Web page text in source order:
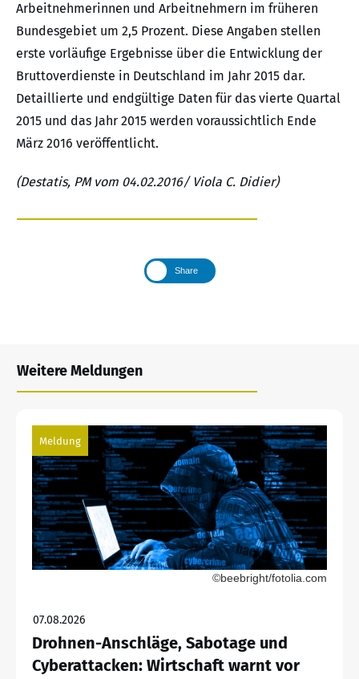
Arbeitnehmerinnen und Arbeitnehmern im früheren
Bundesgebiet um 2,5 Prozent. Diese Angaben stellen
erste vorläufige Ergebnisse über die Entwicklung der
Bruttoverdienste in Deutschland im Jahr 2015 dar.
Detaillierte und endgültige Daten für das vierte Quartal
2015 und das Jahr 2015 werden voraussichtlich Ende
März 2016 veröffentlicht.
(Destatis, PM vom 04.02.2016/ Viola C. Didier)
Share
Weitere Meldungen
Meldung
©beebright/fotolia.com
07.08.2026
Drohnen-Anschläge, Sabotage und
Cyberattacken: Wirtschaft warnt vor